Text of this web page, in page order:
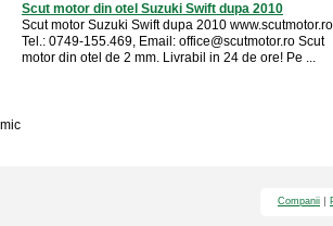
Scut motor din otel Suzuki Swift dupa 2010
Scut motor Suzuki Swift dupa 2010
Tel.: 0749-155.469, Email: office@scutmotor.ro Scut
motor din otel de 2 mm. Livrabil in 24 de ore! Pe ...
mic
Companii